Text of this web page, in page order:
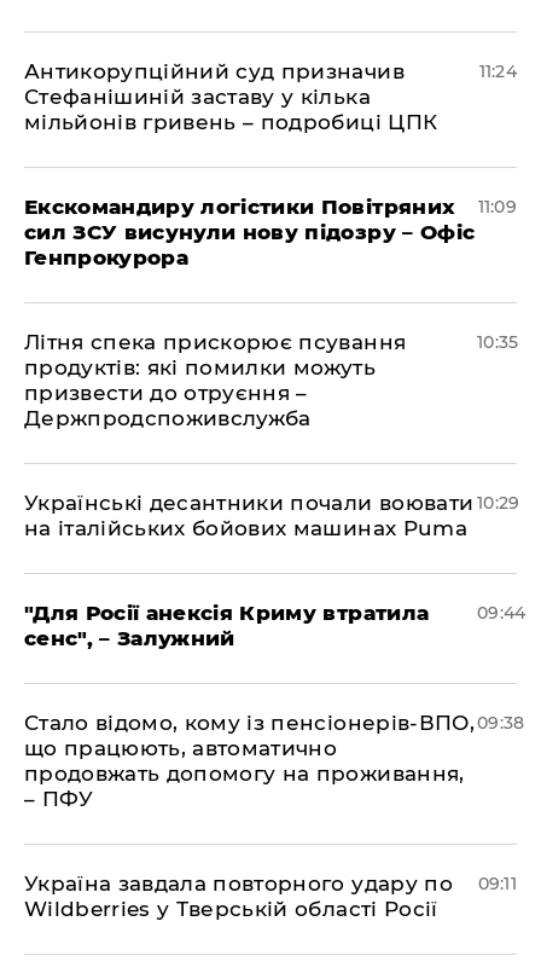
Антикорупційний суд призначив
Стефанішиній заставу у кілька
мільйонів гривень – подробиці ЦПК
11:24
Екскомандиру логістики Повітряних
сил ЗСУ висунули нову підозру – Офіс
Генпрокурора
11:09
Літня спека прискорює псування
продуктів: які помилки можуть
призвести до отруєння –
Держпродспоживслужба
10:35
Українські десантники почали воювати
на італійських бойових машинах Puma
10:29
"Для Росії анексія Криму втратила
сенс", – Залужний
09:44
Стало відомо, кому із пенсіонерів-ВПО,
що працюють, автоматично
продовжать допомогу на проживання,
– ПФУ
09:38
Україна завдала повторного удару по
Wildberries у Тверській області Росії
09:11